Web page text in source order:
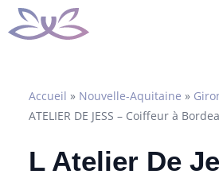
Aller
au
Accueil » Nouvelle-Aquitaine »
ATELIER DE JESS – Coiffeur à
L Atelier De